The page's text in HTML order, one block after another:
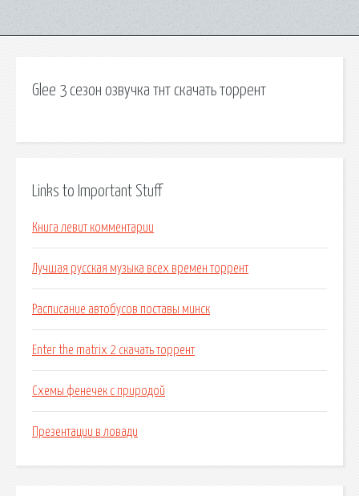
Glee 3 сезон озвучка тнт скачать торрент
Links to Important Stuff
Книга левит комментарии
Лучшая русская музыка всех времен торрент
Расписание автобусов поставы минск
Enter the matrix 2 скачать торрент
Схемы фенечек с природой
Презентации в ловади